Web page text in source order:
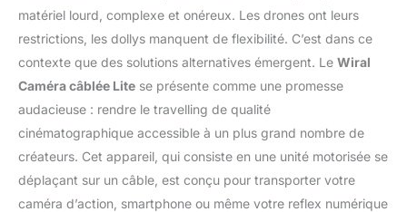
matériel lourd, complexe et onéreux. Les drones ont leurs
restrictions, les dollys manquent de flexibilité. C’est dans ce
contexte que des solutions alternatives émergent. Le Wiral
Caméra câblée Lite se présente comme une promesse
audacieuse : rendre le travelling de qualité
cinématographique accessible à un plus grand nombre de
créateurs. Cet appareil, qui consiste en une unité motorisée se
déplaçant sur un câble, est conçu pour transporter votre
caméra d’action, smartphone ou même votre reflex numérique